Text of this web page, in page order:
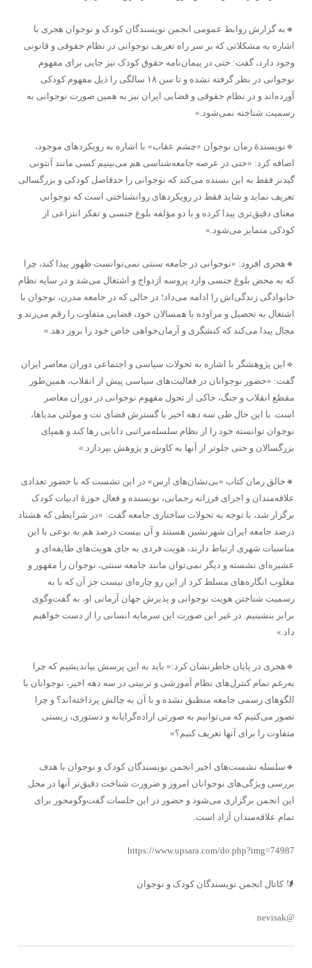
🔸به گزارش روابط عمومی انجمن نویسندگان کودک و نوجوان هجری با
اشاره به مشکلاتی که بر سر راه تعریف نوجوانی در نظام حقوقی و قانونی
وجود دارد، گفت: حتی در پیمان‌نامه حقوق کودک نیز جایی برای مفهوم
نوجوانی در نظر گرفته نشده و تا سن ١٨ سالگی را ذیل مفهوم کودکی
آورده‌اند و در نظام حقوقی و قضایی ایران نیز به همین صورت نوجوانی به
رسمیت شناخته نمی‌شود.»
🔹نویسندۀ رمان نوجوان «چشم عقاب» با اشاره به رویکردهای موجود،
اضافه کرد: «حتی در عرصه جامعه‌شناسی هم می‌بینیم کسی مانند آنتونی
گیدنز فقط به این بسنده می‌کند که نوجوانی را حدفاصل کودکی و بزرگسالی
تعریف نماید و شاید فقط در رویکردهای روانشناختی است که نوجوانی
معنای دقیق‌تری پیدا کرده و با دو مؤلفه بلوغ جنسی و تفکر انتزاعی از
کودکی متمایز می‌شود.»
🔸هجری افزود: «نوجوانی در جامعه سنتی نمی‌توانست ظهور پیدا کند، چرا
که به محض بلوغ جنسی وارد پروسه ازدواج و اشتغال می‌شد و در سایه نظام
خانوادگی زندگی‌اش را ادامه می‌داد؛ در حالی که در جامعه مدرن، نوجوان با
اشتغال به تحصیل و مراوده با همسالان خود، فضایی متفاوت را رقم می‌زند و
مجال پیدا می‌کند که کنشگری و آرمان‌خواهی خاص خود را بروز دهد.»
🔹این پژوهشگر با اشاره به تحولات سیاسی و اجتماعی دوران معاصر ایران
گفت: «حضور نوجوانان در فعالیت‌های سیاسی پیش از انقلاب، همین‌طور
مقطع انقلاب و جنگ، حاکی از تحول مفهوم نوجوانی در دوران معاصر
است. با این حال طی سه دهه اخیر با گسترش فضای نت و مولتی مدیاها،
نوجوان توانسته خود را از نظام سلسله‌مراتبی دانایی رها کند و همپای
بزرگسالان و حتی جلوتر از آنها به کاوش و پژوهش بپردازد.»
🔸خالق رمان کتاب «بی‌نشان‌های ارس» در این نشست که با حضور تعدادی
علاقه‌مندان و اجرای فرزانه رحمانی، نویسنده و فعال حوزۀ ادبیات کودک
برگزار شد، با توجه به تحولات ساختاری جامعه گفت: «در شرایطی که هشتاد
درصد جامعه ایران شهرنشین هستند و آن بیست درصد هم به نوعی با این
مناسبات شهری ارتباط دارند، هویت فردی به جای هویت‌های طایفه‌ای و
عشیره‌ای نشسته و دیگر نمی‌توان مانند جامعه سنتی، نوجوان را مقهور و
مغلوب انگاره‌های مسلط کرد‌ از این رو چاره‌ای نیست جز آن که با به
رسمیت شناختن هویت نوجوانی و پذیرش جهان آرمانی او، به گفت‌وگوی
برابر بنشینیم. در غیر این صورت این سرمایه انسانی را از دست خواهیم
داد.»
🔹هجری در پایان خاطرنشان کرد:« باید به این پرسش بیاندیشیم که چرا
به‌رغم تمام کنترل‌های نظام آموزشی و تربیتی در سه دهه اخیر، نوجوانان با
الگوهای رسمی جامعه منطبق نشده و با آن به چالش پرداخته‌اند؟ و چرا
تصور می‌کنیم که می‌توانیم به صورتی اراده‌گرایانه و دستوری، زیستی
متفاوت را برای آنها تعریف کنیم؟»
🔸سلسله نشست‌های اخیر انجمن نویسندگان کودک و نوجوان با هدف
بررسی ویژگی‌های نوجوانان امروز و ضرورت شناخت دقیق‌تر آنها در محل
این انجمن برگزاری می‌شود و حضور در این جلسات گفت‌وگومحور برای
تمام علاقه‌مندان آزاد است.
https://www.upsara.com/do.php?img=74987
🔰 کانال انجمن نویسندگان کودک و نوجوان
@nevisak